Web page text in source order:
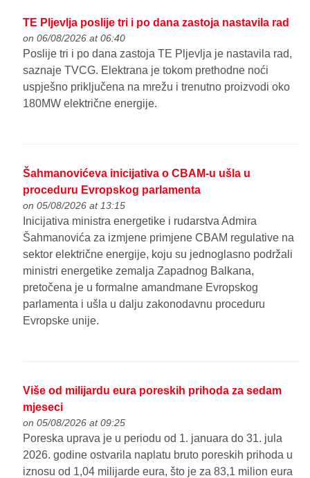
TE Pljevlja poslije tri i po dana zastoja nastavila rad
on 06/08/2026 at 06:40
Poslije tri i po dana zastoja TE Pljevlja je nastavila rad,
saznaje TVCG. Elektrana je tokom prethodne noći
uspješno priključena na mrežu i trenutno proizvodi oko
180MW električne energije.
Šahmanovićeva inicijativa o CBAM-u ušla u
proceduru Evropskog parlamenta
on 05/08/2026 at 13:15
Inicijativa ministra energetike i rudarstva Admira
Šahmanovića za izmjene primjene CBAM regulative na
sektor električne energije, koju su jednoglasno podržali
ministri energetike zemalja Zapadnog Balkana,
pretočena je u formalne amandmane Evropskog
parlamenta i ušla u dalju zakonodavnu proceduru
Evropske unije.
Više od milijardu eura poreskih prihoda za sedam
mjeseci
on 05/08/2026 at 09:25
Poreska uprava je u periodu od 1. januara do 31. jula
2026. godine ostvarila naplatu bruto poreskih prihoda u
iznosu od 1,04 milijarde eura, što je za 83,1 milion eura